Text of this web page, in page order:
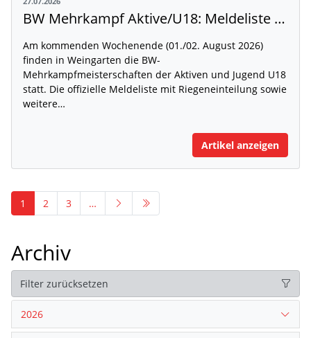
BW Mehrkampf Aktive/U18: Meldeliste mit Riegeneinteilung und Rahmenzeitplan veröffentlicht
Am kommenden Wochenende (01./02. August 2026)
finden in Weingarten die BW-
Mehrkampfmeisterschaften der Aktiven und Jugend U18
statt. Die offizielle Meldeliste mit Riegeneinteilung sowie
weitere…
Artikel anzeigen
1 2 3 …
Archiv
Filter zurücksetzen
2026